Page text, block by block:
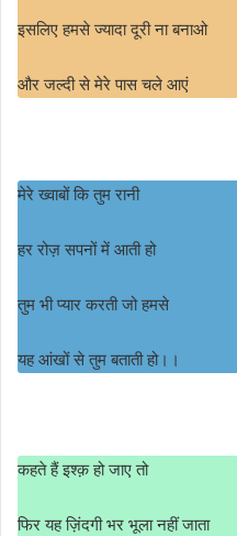
इसलिए हमसे ज्यादा दूरी ना बनाओ
और जल्दी से मेरे पास चले आएं
मेरे ख्वाबों कि तुम रानी
हर रोज़ सपनों में आती हो
तुम भी प्यार करती जो हमसे
यह आंखों से तुम बताती हो।।
कहते हैं इश्क़ हो जाए तो
फिर यह ज़िंदगी भर भूला नहीं जाता